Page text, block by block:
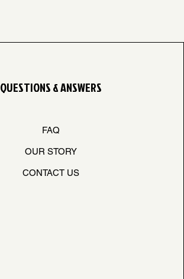
QUESTIONS & ANSWERS
FAQ
OUR STORY
CONTACT US